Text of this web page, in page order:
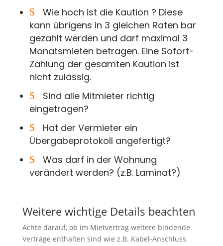
$
Wie hoch ist die Kaution ? Diese
kann übrigens in 3 gleichen Raten bar
gezahlt werden und darf maximal 3
Monatsmieten betragen. Eine Sofort-
Zahlung der gesamten Kaution ist
nicht zulässig.
$
Sind alle Mitmieter richtig
eingetragen?
$
Hat der Vermieter ein
Übergabeprotokoll angefertigt?
$
Was darf in der Wohnung
verändert werden? (z.B. Laminat?)
Weitere wichtige Details beachten
Achte darauf, ob im Mietvertrag weitere bindende
Verträge enthalten sind wie z.B. Kabel-Anschluss